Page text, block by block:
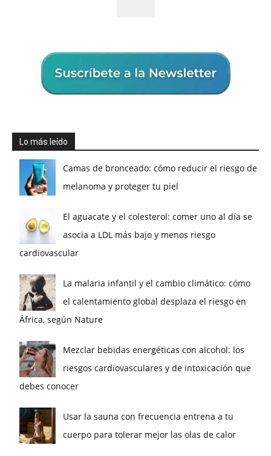
Lo más leído
Camas de bronceado: cómo reducir el riesgo de
melanoma y proteger tu piel
El aguacate y el colesterol: comer uno al día se
asocia a LDL más bajo y menos riesgo
cardiovascular
La malaria infantil y el cambio climático: cómo
el calentamiento global desplaza el riesgo en
África, según Nature
Mezclar bebidas energéticas con alcohol: los
riesgos cardiovasculares y de intoxicación que
debes conocer
Usar la sauna con frecuencia entrena a tu
cuerpo para tolerar mejor las olas de calor